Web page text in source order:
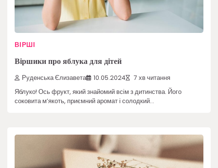
ВІРШІ
Віршики про яблука для дітей
Руденська Єлизавета 10.05.2024 7 хв читання
Яблуко! Ось фрукт, який знайомий всім з дитинства. Його
соковита м’якоть, приємний аромат і солодкий…